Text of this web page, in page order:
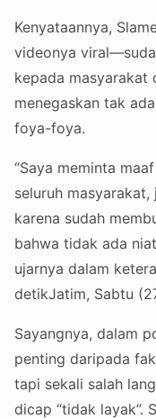
Kenyataannya,
videonya
kepada masyarakat
menegaskan tak
foya-foya.
“Saya meminta
seluruh
karena sudah
bahwa tidak ada
ujarnya dalam
detikJatim, Sabtu
Sayangnya, dalam
penting daripada
tapi sekali salah
dicap “tidak layak”.